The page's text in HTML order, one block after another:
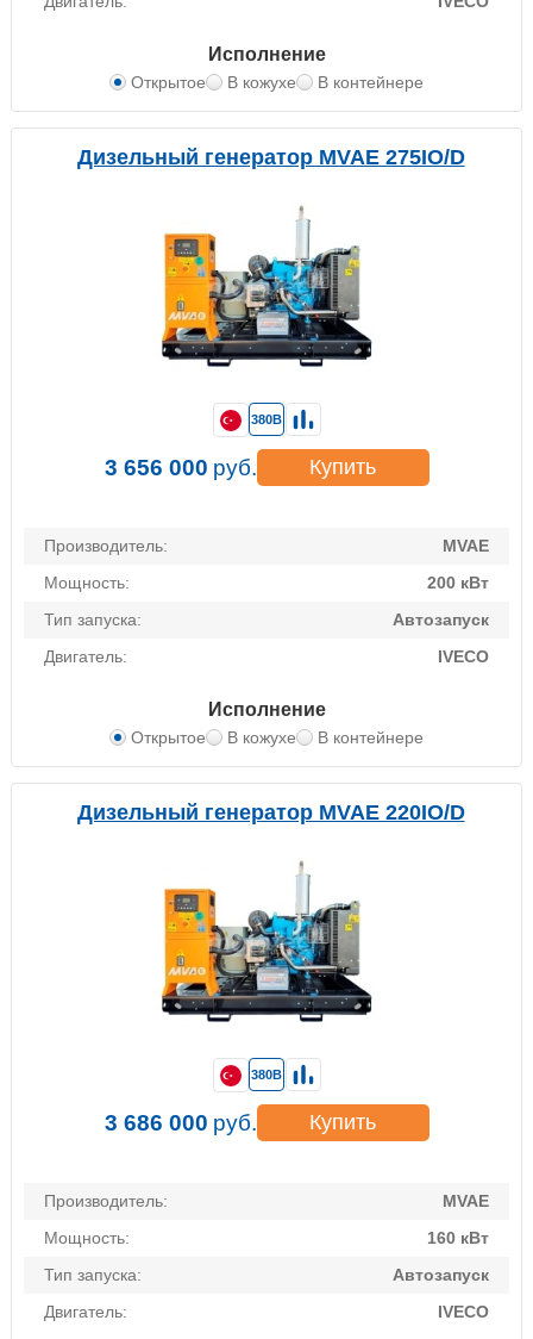
Исполнение
Открытое В кожухе В контейнере
Дизельный генератор MVAE 275IO/D
Производитель:
MVAE
Мощность:
200 кВт
Тип запуска:
Автозапуск
Двигатель:
IVECO
Исполнение
Открытое В кожухе В контейнере
380В
3 656 000 руб. Купить
Дизельный генератор MVAE 220IO/D
Производитель:
MVAE
Мощность:
160 кВт
Тип запуска:
Автозапуск
Двигатель:
IVECO
380В
3 686 000 руб. Купить